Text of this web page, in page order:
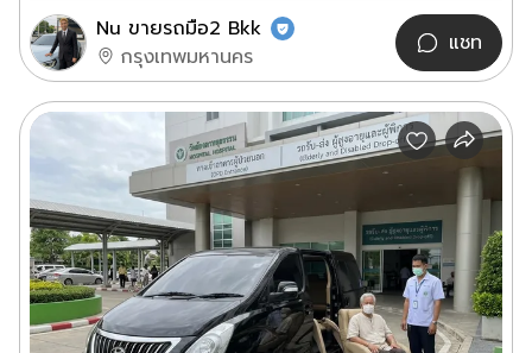
Nu ขายรถมือ2 Bkk
กรุงเทพมหานคร
แชท